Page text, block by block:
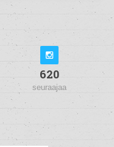
620
seuraajaa